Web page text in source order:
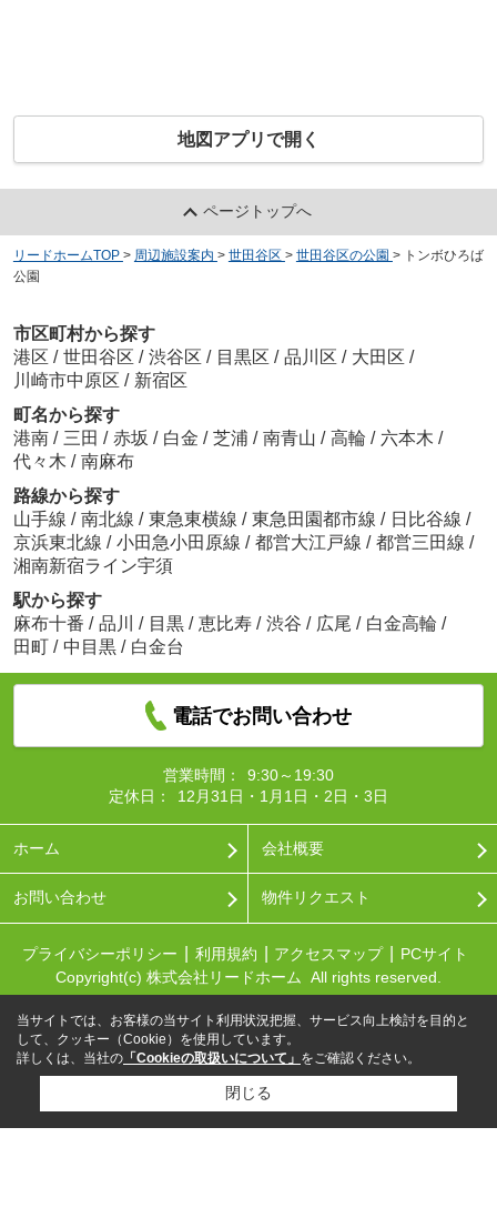
地図アプリで開く
ページトップへ
リードホームTOP > 周辺施設案内 > 世田谷区 > 世田谷区の公園 > トンボひろば
公園
市区町村から探す
港区 / 世田谷区 / 渋谷区 / 目黒区 / 品川区 / 大田区 /
川崎市中原区 / 新宿区
町名から探す
港南 / 三田 / 赤坂 / 白金 / 芝浦 / 南青山 / 高輪 / 六本木 /
代々木 / 南麻布
路線から探す
山手線 / 南北線 / 東急東横線 / 東急田園都市線 / 日比谷線 /
京浜東北線 / 小田急小田原線 / 都営大江戸線 / 都営三田線 /
湘南新宿ライン宇須
駅から探す
麻布十番 / 品川 / 目黒 / 恵比寿 / 渋谷 / 広尾 / 白金高輪 /
田町 / 中目黒 / 白金台
電話でお問い合わせ
営業時間：
9:30～19:30
定休日：
12月31日・1月1日・2日・3日
ホーム 会社概要
お問い合わせ 物件リクエスト
プライバシーポリシー 利用規約 アクセスマップ
PCサイト
Copyright(c) 株式会社リードホーム All rights reserved.
当サイトでは、お客様の当サイト利用状況把握、サービス向上検討を目的と
して、クッキー（Cookie）を使用しています。
詳しくは、当社の 「Cookieの取扱いについて」 をご確認ください。
閉じる